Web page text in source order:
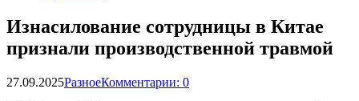
Изнасилование сотрудницы в Китае
признали производственной травмой
27.09.2025РазноеКомментарии: 0